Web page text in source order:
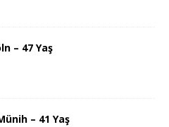
– 47 Yaş
– 41 Yaş